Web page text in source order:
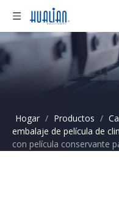
Hogar / Productos /
embalaje de película de
con película conservante